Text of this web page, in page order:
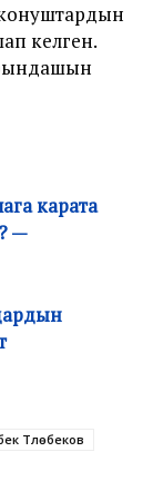
келген.
карата
—
Түлөбеков